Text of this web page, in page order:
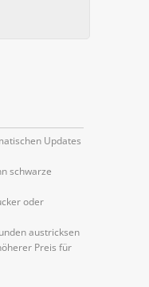
Updates
schwarze
oder
austricksen
Preis für